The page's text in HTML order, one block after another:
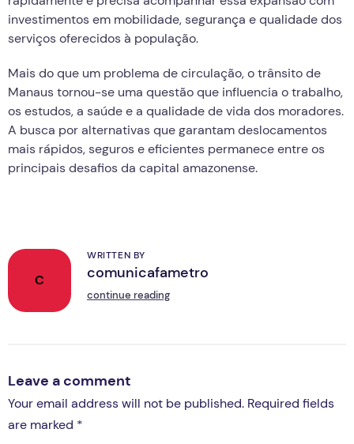
investimentos em mobilidade, segurança e qualidade dos
serviços oferecidos à população.
Mais do que um problema de circulação, o trânsito de
Manaus tornou-se uma questão que influencia o trabalho,
os estudos, a saúde e a qualidade de vida dos moradores.
A busca por alternativas que garantam deslocamentos
mais rápidos, seguros e eficientes permanece entre os
principais desafios da capital amazonense.
C
WRITTEN BY
comunicafametro
continue reading
Leave a comment
Your email address will not be published. Required fields
are marked *